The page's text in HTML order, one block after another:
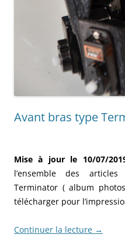
Avant bras type
Mise à jour le 10/07/
l’ensemble des
Terminator ( album
télécharger pour
Continuer la lecture →